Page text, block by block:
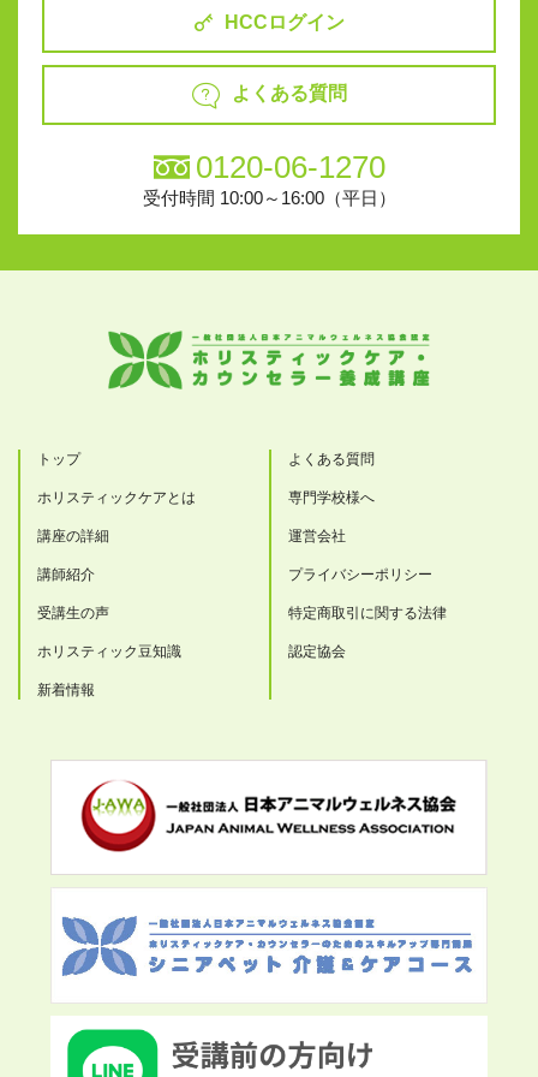
HCCログイン
よくある質問
0120-06-1270
受付時間 10:00～16:00（平日）
トップ
ホリスティックケアとは
講座の詳細
講師紹介
受講生の声
ホリスティック豆知識
新着情報
よくある質問
専門学校様へ
運営会社
プライバシーポリシー
特定商取引に関する法律
認定協会